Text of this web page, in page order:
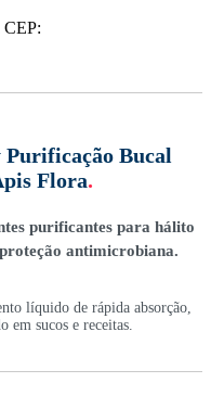
CEP:
Bucal
Flora.
purificantes para hálito
antimicrobiana.
líquido de rápida absorção,
em sucos e receitas.